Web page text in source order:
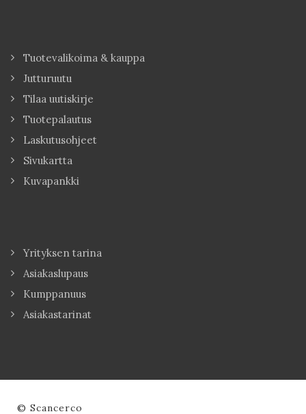
Tuotevalikoima & kauppa
Jutturuutu
Tilaa uutiskirje
Tuotepalautus
Laskutusohjeet
Sivukartta
Kuvapankki
Yrityksen tarina
Asiakaslupaus
Kumppanuus
Asiakastarinat
© Scancerco